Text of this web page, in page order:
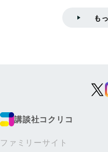
も
講談社コクリコ
ファミリーサイト